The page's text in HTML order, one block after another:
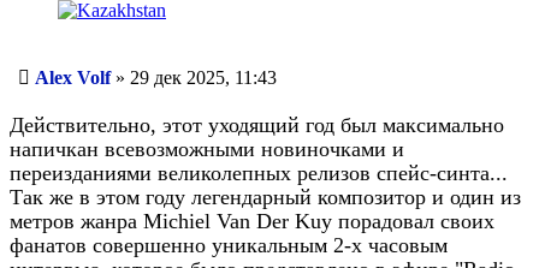
Сообщение
Alex Volf» 29 дек 2025, 11:43
Действительно, этот уходящий год был максимально
напичкан всевозможными новиночками и
переизданиями великолепных релизов спейс-синта...
Так же в этом году легендарный композитор и один из
метров жанра Michiel Van Der Kuy порадовал своих
фанатов совершенно уникальным 2-х часовым